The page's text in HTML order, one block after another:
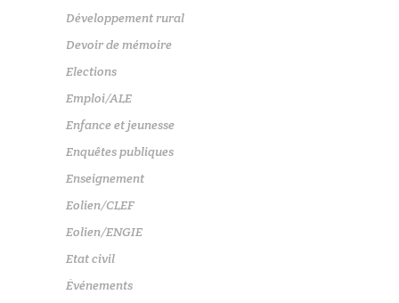
Développement rural
Devoir de mémoire
Elections
Emploi/ALE
Enfance et jeunesse
Enquêtes publiques
Enseignement
Eolien/CLEF
Eolien/ENGIE
Etat civil
Événements